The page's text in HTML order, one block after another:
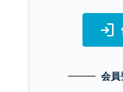
login
会員